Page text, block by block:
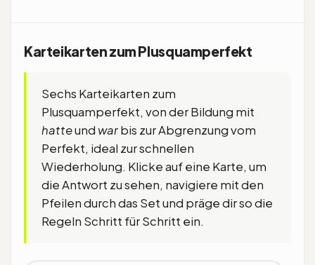
Karteikarten zum Plusquamperfekt
Sechs Karteikarten zum
Plusquamperfekt, von der Bildung mit
hatteund warbis zur Abgrenzung vom
Perfekt, ideal zur schnellen
Wiederholung. Klicke auf eine Karte, um
die Antwort zu sehen, navigiere mit den
Pfeilen durch das Set und präge dir so die
Regeln Schritt für Schritt ein.